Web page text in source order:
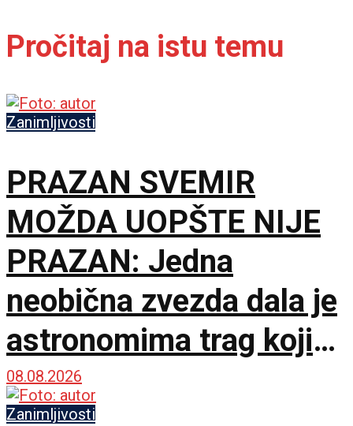
Pročitaj na istu temu
Zanimljivosti
PRAZAN SVEMIR
MOŽDA UOPŠTE NIJE
PRAZAN: Jedna
neobična zvezda dala je
astronomima trag koji
čekaju decenijama
08.08.2026
Zanimljivosti